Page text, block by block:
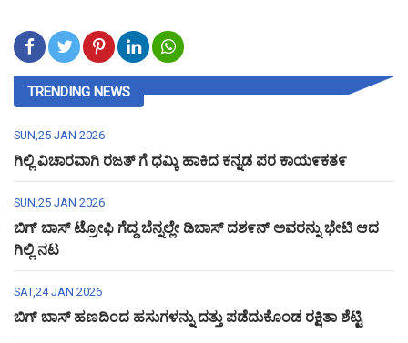
TRENDING NEWS
SUN,25 JAN 2026
ಗಿಲ್ಲಿ ವಿಚಾರವಾಗಿ ರಜತ್ ಗೆ ಧಮ್ಕಿ ಹಾಕಿದ ಕನ್ನಡ ಪರ ಕಾಯ೯ಕತ೯
SUN,25 JAN 2026
ಬಿಗ್ ಬಾಸ್ ಟ್ರೋಫಿ ಗೆದ್ದ ಬೆನ್ನಲ್ಲೇ ಡಿಬಾಸ್ ದಶ೯ನ್ ಅವರನ್ನು ಭೇಟಿ ಆದ
ಗಿಲ್ಲಿ ನಟ
SAT,24 JAN 2026
ಬಿಗ್ ಬಾಸ್ ಹಣದಿಂದ ಹಸುಗಳನ್ನು ದತ್ತು ಪಡೆದುಕೊಂಡ ರಕ್ಷಿತಾ ಶೆಟ್ಟಿ